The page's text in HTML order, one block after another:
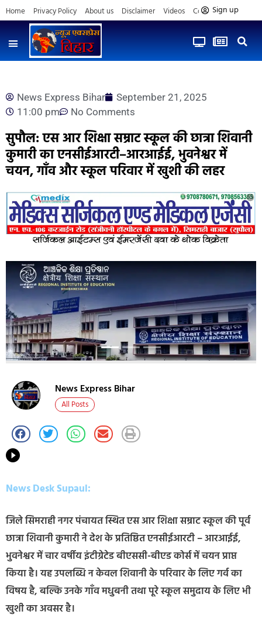
Home Privacy Policy About us Disclaimer Videos Contact us
Sign up
News Express Bihar
September 21, 2025
11:00 pm
No Comments
सुपौल: एस आर शिक्षा सम्राट स्कूल की छात्रा शिवानी
कुमारी का एनसीईआरटी–आरआईई, भुवनेश्वर में
चयन, गाँव और स्कूल परिवार में खुशी की लहर
News Express Bihar
All Posts
News Desk Supaul:
जिले सिमराही नगर पंचायत स्थित एस आर शिक्षा सम्राट स्कूल की पूर्व
छात्रा शिवानी कुमारी ने देश के प्रतिष्ठित एनसीईआरटी – आरआईई,
भुवनेश्वर में चार वर्षीय इंटीग्रेटेड बीएससी-बीएड कोर्स में चयन प्राप्त
किया है। यह उपलब्धि न केवल शिवानी के परिवार के लिए गर्व का
विषय है, बल्कि उनके गाँव मधुबनी तथा पूरे स्कूल समुदाय के लिए भी
खुशी का अवसर है।